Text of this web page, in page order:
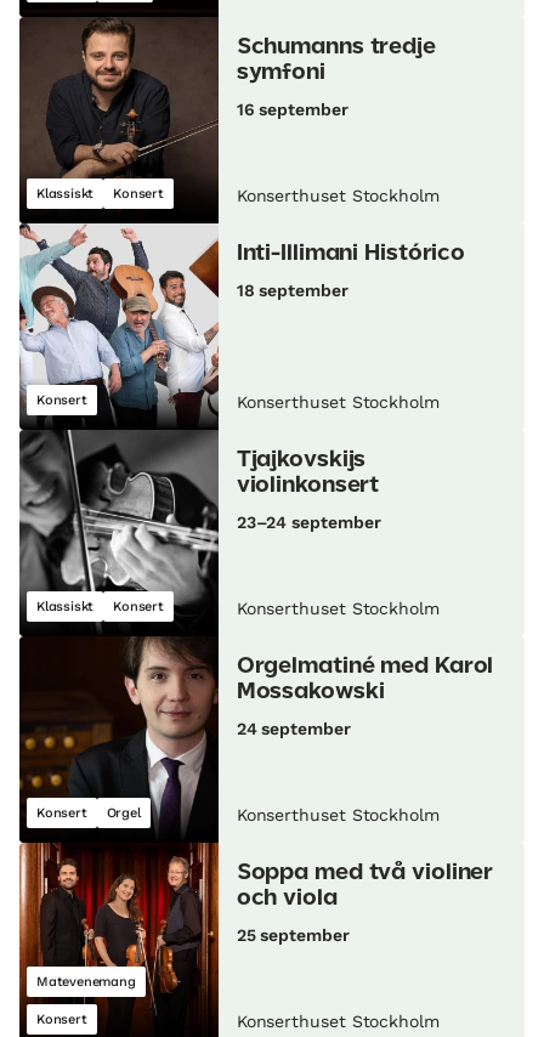
Klassiskt Konsert
Schumanns tredje
symfoni
16 september
Konserthuset Stockholm
Konsert
Inti-Illimani Histórico
18 september
Konserthuset Stockholm
Klassiskt Konsert
Tjajkovskijs
violinkonsert
23–24 september
Konserthuset Stockholm
Konsert Orgel
Orgelmatiné med Karol
Mossakowski
24 september
Konserthuset Stockholm
Matevenemang
Konsert
Soppa med två violiner
och viola
25 september
Konserthuset Stockholm